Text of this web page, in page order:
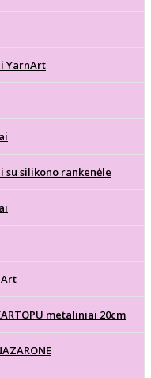
YarnArt
su silikono rankenėle
metaliniai 20cm